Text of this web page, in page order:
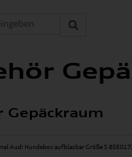
Gepäckraum